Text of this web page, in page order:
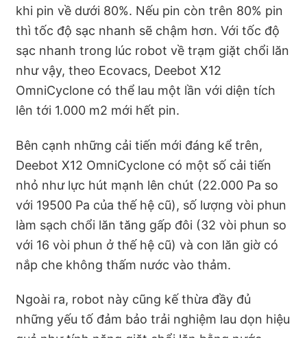
khi pin về dưới 80%. Nếu pin còn trên 80% pin
thì tốc độ sạc nhanh sẽ chậm hơn. Với tốc độ
sạc nhanh trong lúc robot về trạm giặt chổi lăn
như vậy, theo Ecovacs, Deebot X12
OmniCyclone có thể lau một lần với diện tích
lên tới 1.000 m2 mới hết pin.
Bên cạnh những cải tiến mới đáng kể trên,
Deebot X12 OmniCyclone có một số cải tiến
nhỏ như lực hút mạnh lên chút (22.000 Pa so
với 19500 Pa của thế hệ cũ), số lượng vòi phun
làm sạch chổi lăn tăng gấp đôi (32 vòi phun so
với 16 vòi phun ở thế hệ cũ) và con lăn giờ có
nắp che không thấm nước vào thảm.
Ngoài ra, robot này cũng kế thừa đầy đủ
những yếu tố đảm bảo trải nghiệm lau dọn hiệu